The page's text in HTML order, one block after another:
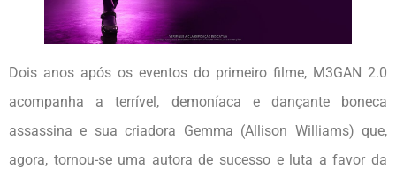
Dois anos após os eventos do primeiro filme, M3GAN 2.0
acompanha a terrível, demoníaca e dançante boneca
assassina e sua criadora Gemma (Allison Williams) que,
agora, tornou-se uma autora de sucesso e luta a favor da